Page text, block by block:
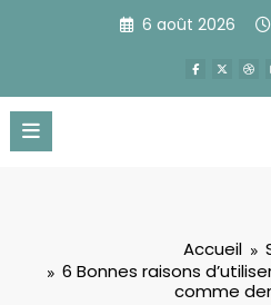
6 août 2026
Accueil
6 Bonnes raisons
comme